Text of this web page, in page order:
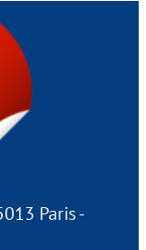
Paris -